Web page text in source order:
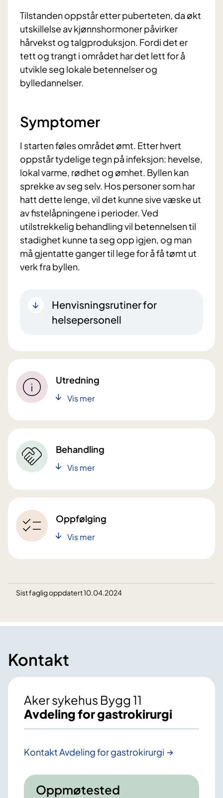
Tilstanden oppstår etter puberteten, da økt
utskillelse av kjønnshormoner påvirker
hårvekst og talgproduksjon. Fordi det er
tett og trangt i området har det lett for å
utvikle seg lokale betennelser og
bylledannelser.
Symptomer
I starten føles området ømt. Etter hvert
oppstår tydelige tegn på infeksjon: hevelse,
lokal varme, rødhet og ømhet. Byllen kan
sprekke av seg selv. Hos personer som har
hatt dette lenge, vil det kunne sive væske ut
av fistelåpningene i perioder. Ved
utilstrekkelig behandling vil betennelsen til
stadighet kunne ta seg opp igjen, og man
må gjentatte ganger til lege for å få tømt ut
verk fra byllen.
Henvisningsrutiner for
helsepersonell
Utredning
Vis mer
Behandling
Vis mer
Oppfølging
Vis mer
Sist faglig oppdatert 10.04.2024
Kontakt
Aker sykehus Bygg 11
Avdeling for gastrokirurgi
Kontakt Avdeling for gastrokirurgi
Oppmøtested